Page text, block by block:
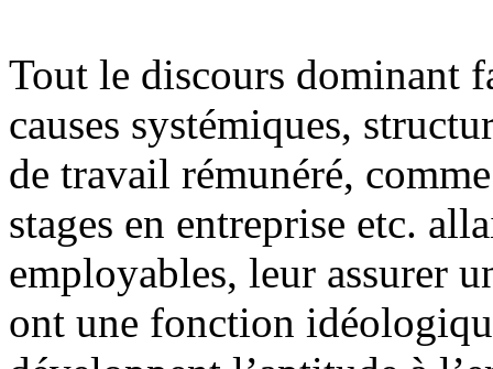
Tout le discours dominant
causes systémiques,
de travail rémunéré,
stages en entreprise etc.
employables, leur assurer
ont une fonction